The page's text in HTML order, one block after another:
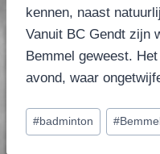
kennen, naast
Vanuit BC Gendt zijn
Bemmel geweest.
avond, waar
Bericht
tags:
#badminton #